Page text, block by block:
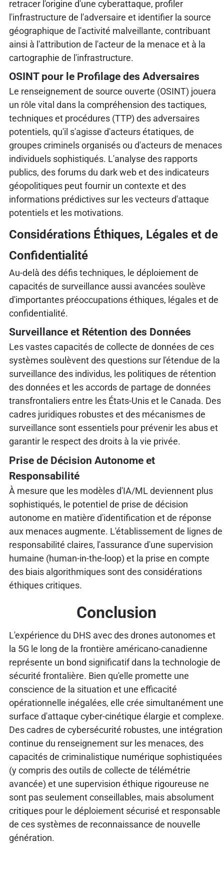
retracer l'origine d'une cyberattaque, profiler
l'infrastructure de l'adversaire et identifier la source
géographique de l'activité malveillante, contribuant
ainsi à l'attribution de l'acteur de la menace et à la
cartographie de l'infrastructure.
OSINT pour le Profilage des Adversaires
Le renseignement de source ouverte (OSINT) jouera
un rôle vital dans la compréhension des tactiques,
techniques et procédures (TTP) des adversaires
potentiels, qu'il s'agisse d'acteurs étatiques, de
groupes criminels organisés ou d'acteurs de menaces
individuels sophistiqués. L'analyse des rapports
publics, des forums du dark web et des indicateurs
géopolitiques peut fournir un contexte et des
informations prédictives sur les vecteurs d'attaque
potentiels et les motivations.
Considérations Éthiques, Légales et de
Confidentialité
Au-delà des défis techniques, le déploiement de
capacités de surveillance aussi avancées soulève
d'importantes préoccupations éthiques, légales et de
confidentialité.
Surveillance et Rétention des Données
Les vastes capacités de collecte de données de ces
systèmes soulèvent des questions sur l'étendue de la
surveillance des individus, les politiques de rétention
des données et les accords de partage de données
transfrontaliers entre les États-Unis et le Canada. Des
cadres juridiques robustes et des mécanismes de
surveillance sont essentiels pour prévenir les abus et
garantir le respect des droits à la vie privée.
Prise de Décision Autonome et
Responsabilité
À mesure que les modèles d'IA/ML deviennent plus
sophistiqués, le potentiel de prise de décision
autonome en matière d'identification et de réponse
aux menaces augmente. L'établissement de lignes de
responsabilité claires, l'assurance d'une supervision
humaine (human-in-the-loop) et la prise en compte
des biais algorithmiques sont des considérations
éthiques critiques.
Conclusion
L'expérience du DHS avec des drones autonomes et
la 5G le long de la frontière américano-canadienne
représente un bond significatif dans la technologie de
sécurité frontalière. Bien qu'elle promette une
conscience de la situation et une efficacité
opérationnelle inégalées, elle crée simultanément une
surface d'attaque cyber-cinétique élargie et complexe.
Des cadres de cybersécurité robustes, une intégration
continue du renseignement sur les menaces, des
capacités de criminalistique numérique sophistiquées
(y compris des outils de collecte de télémétrie
avancée) et une supervision éthique rigoureuse ne
sont pas seulement conseillables, mais absolument
critiques pour le déploiement sécurisé et responsable
de ces systèmes de reconnaissance de nouvelle
génération.